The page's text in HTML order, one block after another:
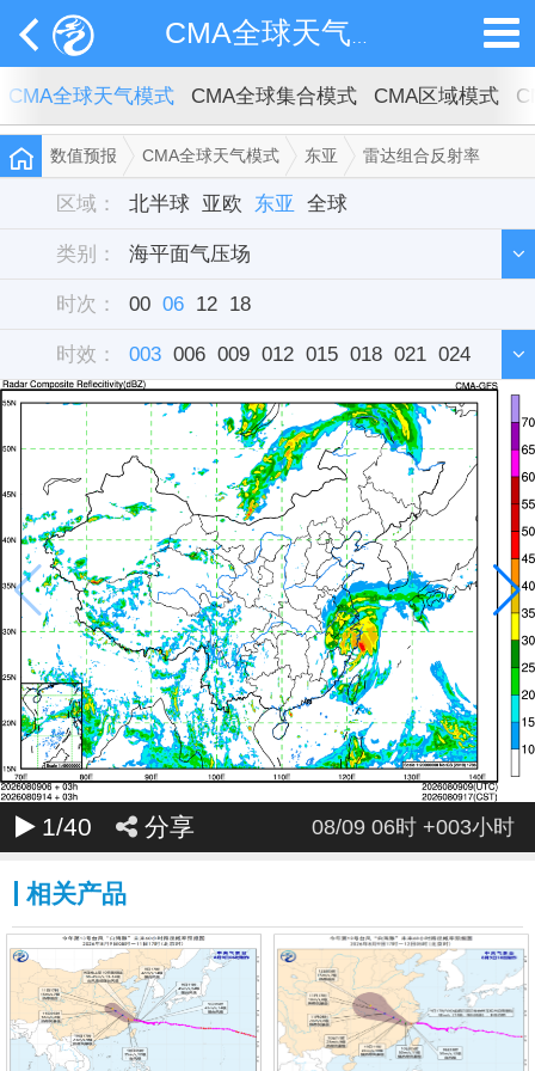
CMA全球天气模式 CMA全球集合模式 CMA区域模式
数值预报 CMA全球天气模式 东亚 雷达组合反射率
区域： 北半球 亚欧 东亚 全球
类别： 海平面气压场
500hPa高度场＋850hPa风场
累积降水 2米温度 2m最高温度
2m最低温度 2m相对湿度
雷达组合反射率
时次： 00 06 12 18
时效： 003 006 009 012 015 018 021 024
027 030 033 036 039 042 045 048
051 054 057 060 063 066 069 072
075 078 081 084 087 090 093 096
099 102 105 108 111 114 117
1/40 分享 08/09 06时 +003小时
相关产品